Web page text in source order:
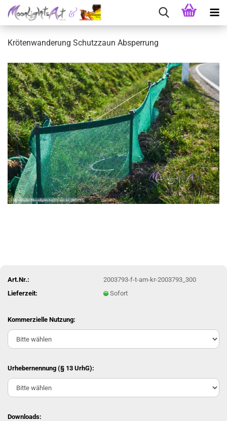
Krötenwanderung Schutzzaun Absperrung
Art.Nr.:
2003793-f-t-am-kr-2003793_300
Lieferzeit:
Sofort
Kommerzielle Nutzung:
Urhebernennung (§ 13 UrhG):
Downloads: